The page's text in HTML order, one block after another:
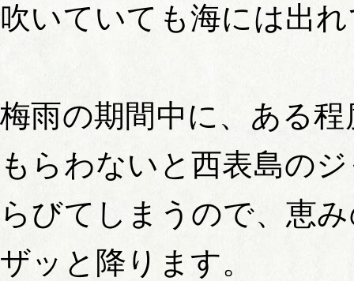
吹いていても海には出
梅雨の期間中に、ある
もらわないと西表島の
らびてしまうので、恵
ザッと降ります。